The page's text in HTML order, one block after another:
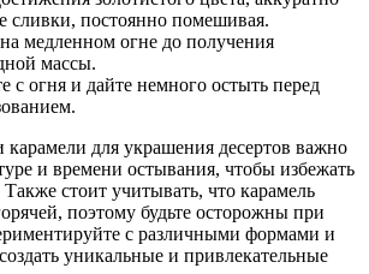
сливки, постоянно помешивая.
медленном огне до получения
массы.
с огня и дайте немного остыть перед
для украшения десертов важно
и времени остывания, чтобы избежать
стоит учитывать, что карамель
поэтому будьте осторожны при
с различными формами и
уникальные и привлекательные